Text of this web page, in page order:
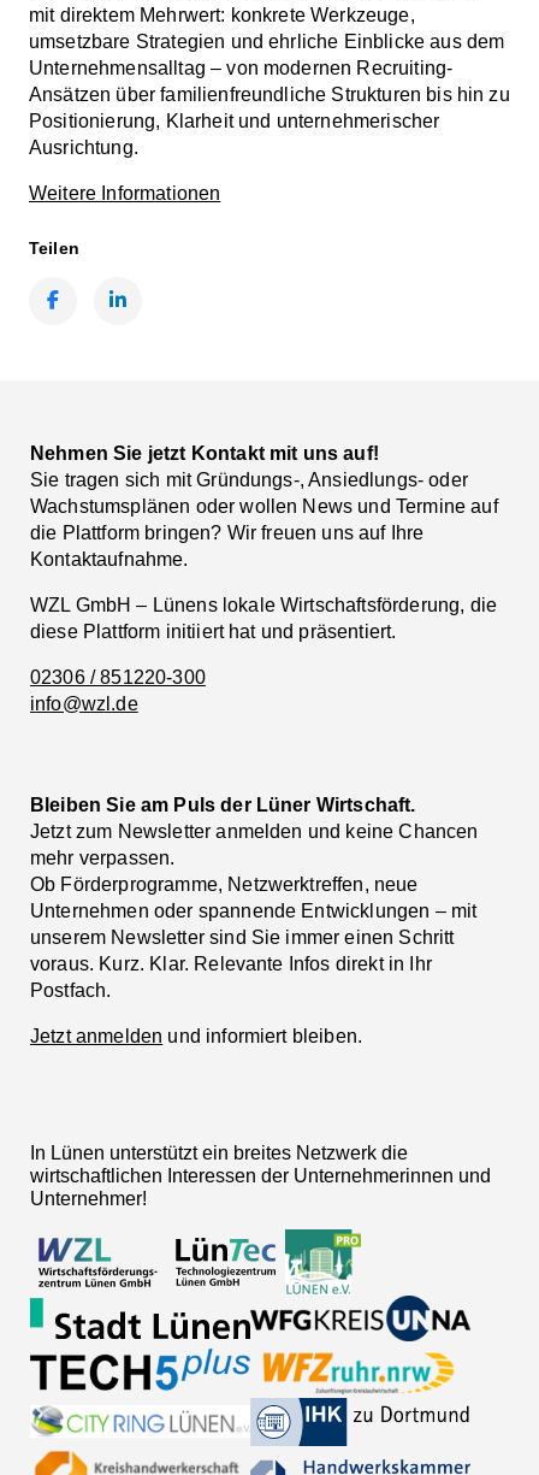
mit direktem Mehrwert: konkrete Werkzeuge,
umsetzbare Strategien und ehrliche Einblicke aus dem
Unternehmensalltag – von modernen Recruiting-
Ansätzen über familienfreundliche Strukturen bis hin zu
Positionierung, Klarheit und unternehmerischer
Ausrichtung.
Weitere Informationen
Teilen
Nehmen Sie jetzt Kontakt mit uns auf!
Sie tragen sich mit Gründungs-, Ansiedlungs- oder
Wachstumsplänen oder wollen News und Termine auf
die Plattform bringen? Wir freuen uns auf Ihre
Kontaktaufnahme.
WZL GmbH – Lünens lokale Wirtschaftsförderung, die
diese Plattform initiiert hat und präsentiert.
02306 / 851220-300
info@wzl.de
Bleiben Sie am Puls der Lüner Wirtschaft.
Jetzt zum Newsletter anmelden und keine Chancen
mehr verpassen.
Ob Förderprogramme, Netzwerktreffen, neue
Unternehmen oder spannende Entwicklungen – mit
unserem Newsletter sind Sie immer einen Schritt
voraus. Kurz. Klar. Relevante Infos direkt in Ihr
Postfach.
Jetzt anmelden und informiert bleiben.
In Lünen unterstützt ein breites Netzwerk die
wirtschaftlichen Interessen der Unternehmerinnen und
Unternehmer!